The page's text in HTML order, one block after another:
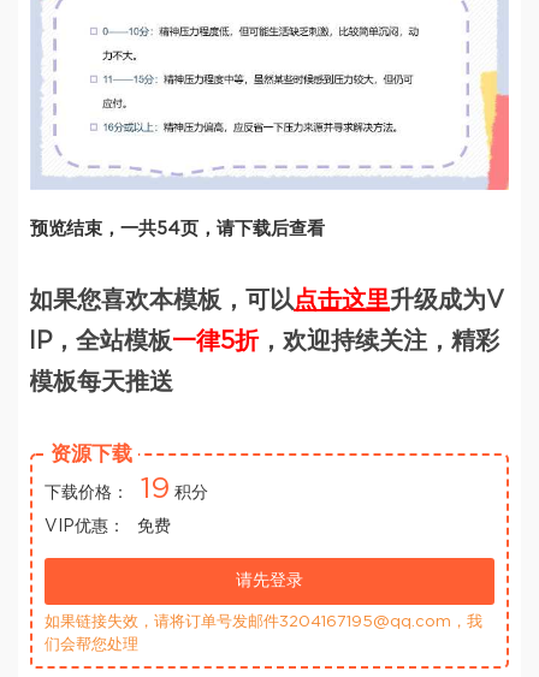
预览结束，一共54页，请下载后查看
如果您喜欢本模板，可以点击这里升级成为V
IP，全站模板一律5折，欢迎持续关注，精彩
模板每天推送
资源下载
下载价格： 19 积分
VIP优惠：
免费
请先登录
如果链接失效，请将订单号发邮件3204167195@qq.com，我
们会帮您处理